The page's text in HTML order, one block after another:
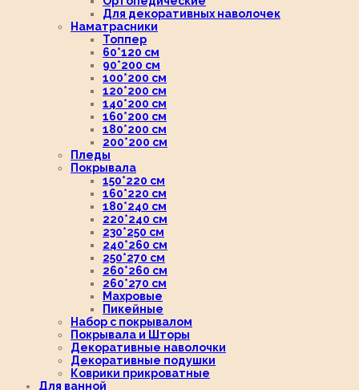
Для декоративных наволочек
Наматрасники
Топпер
60*120 см
90*200 см
100*200 см
120*200 см
140*200 см
160*200 см
180*200 см
200*200 см
Пледы
Покрывала
150*220 см
160*220 см
180*240 см
220*240 см
230*250 см
240*260 см
250*270 см
260*260 см
260*270 см
Махровые
Пикейные
Набор с покрывалом
Покрывала и Шторы
Декоративные наволочки
Декоративные подушки
Коврики прикроватные
Для ванной